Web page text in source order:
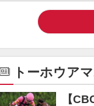
トーホウア
【